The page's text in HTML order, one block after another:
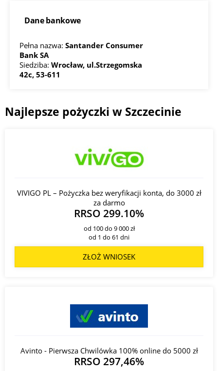
Dane bankowe
Pełna nazwa: Santander Consumer
Bank SA
Siedziba: Wrocław, ul.Strzegomska
42c, 53-611
Najlepsze pożyczki w Szczecinie
VIVIGO PL – Pożyczka bez weryfikacji konta, do 3000 zł
za darmo
RRSO 299.10%
od 100 do 9 000 zł
od 1 do 61 dni
ZŁOŻ WNIOSEK
Avinto - Pierwsza Chwilówka 100% online do 5000 zł
RRSO 297,46%